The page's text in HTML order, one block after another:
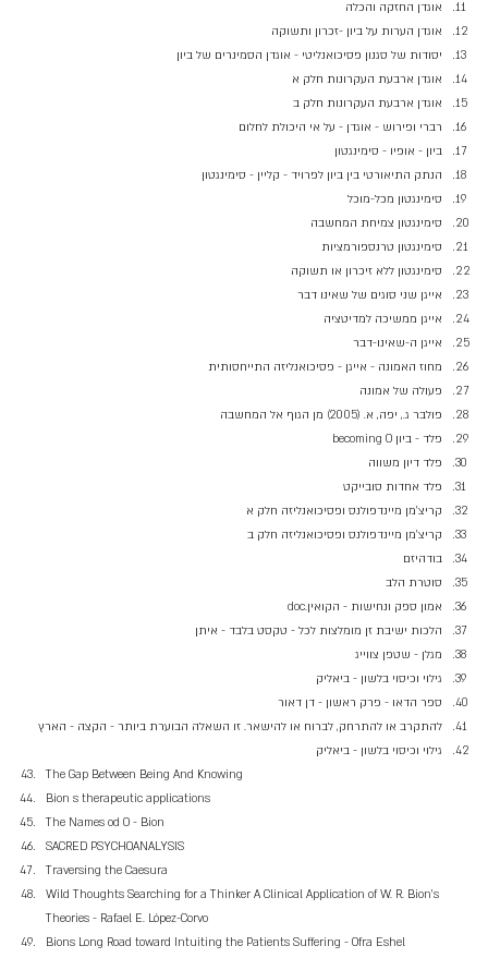
אוגדן החזקה והכלה
אוגדן הערות על ביון -זכרון ותשוקה
יסודות של סגנון פסיכואנליטי - אוגדן הסמינרים של ביון
אוגדן ארבעת העקרונות חלק א
אוגדן ארבעת העקרונות חלק ב
רברי ופירוש - אוגדן - על אי היכולת לחלום
ביון - אופיו - סימינגטון
הנתק התיאורטי בין ביון לפרויד - קליין - סימינגטון
סימינגטון מכל-מוכל
סימינגטון צמיחת המחשבה
סימינגטון טרנספורמציות
סימינגטון ללא זיכרון או תשוקה
אייגן שני סוגים של שאינו דבר
אייגן ממשיכה למדיטציה
אייגן ה-שאינו-דבר
מחוז האמונה - אייגן - פסיכואנליזה התייחסותית
פעולה של אמונה
פולבר ג., יפה, א. (2005) מן הגוף אל המחשבה
פלד - ביון becoming O
פלד דיון משווה
פלד אחדות סובייקט
קריצ'מן מיינדפולנס ופסיכואנליזה חלק א
קריצ'מן מיינדפולנס ופסיכואנליזה חלק ב
בודהיזם
סוטרת הלב
אמון ספק ונחישות - הקואין.doc
הלכות ישיבת זן מומלצות לכל - טקסט בלבד - איתן
מגלן - שטפן צווייג
גילוי וכיסוי בלשון - ביאליק
ספר הדאו - פרק ראשון - דן דאור
להתקרב או להתרחק, לברוח או להישאר. זו השאלה הבוערת ביותר - הקצה - הארץ
גילוי וכיסוי בלשון - ביאליק
The Gap Between Being And Knowing
Bion s therapeutic applications
The Names od O - Bion
SACRED PSYCHOANALYSIS
Traversing the Caesura
Wild Thoughts Searching for a Thinker A Clinical Application of W. R. Bion’s
Theories - Rafael E. López-Corvo
Bions Long Road toward Intuiting the Patients Suffering - Ofra Eshel